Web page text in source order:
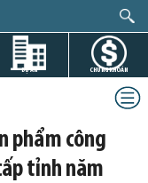
DỰ ÁN CHỨNG KHOÁN
phẩm công
tỉnh năm